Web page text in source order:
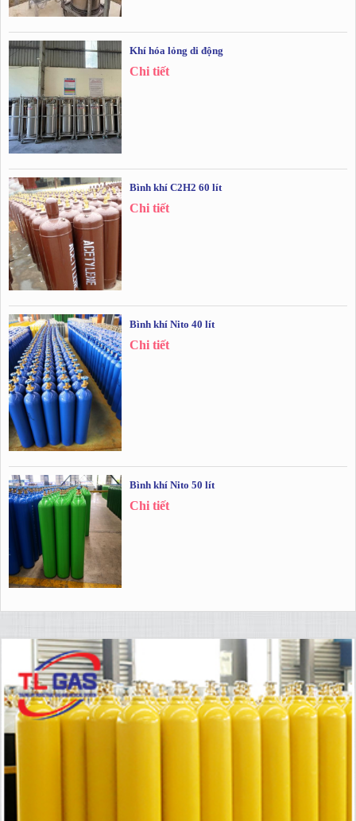
Khí hóa lỏng di động
Chi tiết
Bình khí C2H2 60 lít
Chi tiết
Bình khí Nito 40 lít
Chi tiết
Bình khí Nito 50 lít
Chi tiết